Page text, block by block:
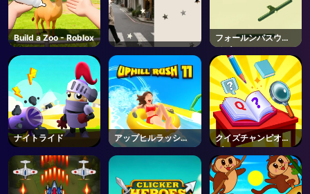
Build a Zoo - Roblox
フォールンパスウェ
イズ
ナイトライド
アップヒルラッシュ
11
クイズチャンピオン
ズ